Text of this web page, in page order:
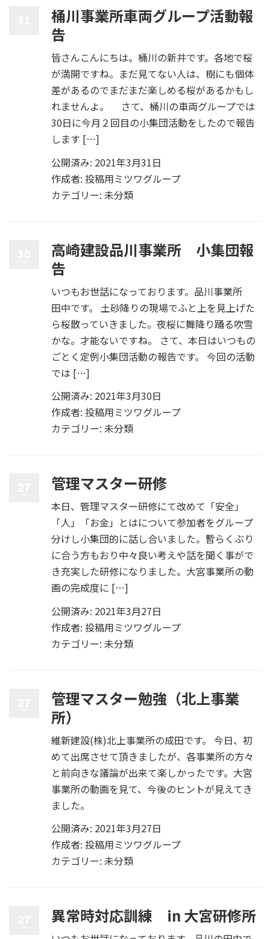
桶川事業所車両グループ活動報
告
皆さんこんにちは。桶川の新井です。各地で桜
が満開ですね。まだ見てない人は、樹にも個体
差があるのでまだまだ楽しめる桜があるかもし
れませんよ。 さて、桶川の車両グループでは
30日に今月２回目の小集団活動をしたので報告
します […]
公開済み: 2021年3月31日
作成者: 投稿用ミツワグループ
カテゴリー: 未分類
高崎建設品川事業所 小集団報
告
いつもお世話になっております。品川事業所
田中です。 土砂降りの現場でふと上を見上げた
ら桜散っていきました。夜桜に舞降り踊る吹雪
かな。才能ないですね。 さて、本日はいつもの
ごとく定例小集団活動の報告です。 今回の活動
では […]
公開済み: 2021年3月30日
作成者: 投稿用ミツワグループ
カテゴリー: 未分類
管理マスター研修
本日、管理マスター研修にて改めて「安全」
「人」「お金」とはについて参加者をグループ
分けし小集団的に話し合いました。暫らくぶり
に合う方もおり中々良い考えや話を聞く事がで
き充実した研修になりました。大宮事業所の動
画の完成度に […]
公開済み: 2021年3月27日
作成者: 投稿用ミツワグループ
カテゴリー: 未分類
管理マスター勉強（北上事業
所）
維新建設(株)北上事業所の成田です。 今日、初
めて出席させて頂きましたが、各事業所の方々
と前向きな議論が出来て楽しかったです。大宮
事業所の動画を見て、今後のヒントが見えてき
ました。
公開済み: 2021年3月27日
作成者: 投稿用ミツワグループ
カテゴリー: 未分類
異常時対応訓練 in 大宮研修所